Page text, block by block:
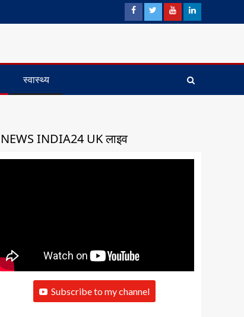
स्वास्थ्य
NEWS INDIA24 UK लाइव
Subscribe to my channel